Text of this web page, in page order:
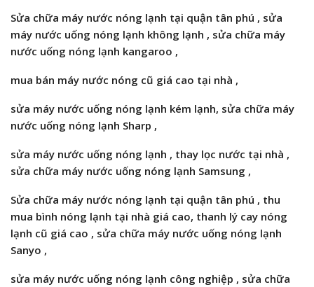
Sửa chữa máy nước nóng lạnh tại quận tân phú , sửa
máy nước uống nóng lạnh không lạnh , sửa chữa máy
nước uống nóng lạnh kangaroo ,
mua bán máy nước nóng cũ giá cao tại nhà ,
sửa máy nước uống nóng lạnh kém lạnh, sửa chữa máy
nước uống nóng lạnh Sharp ,
sửa máy nước uống nóng lạnh , thay lọc nước tại nhà ,
sửa chữa máy nước uống nóng lạnh Samsung ,
Sửa chữa máy nước nóng lạnh tại quận tân phú , thu
mua bình nóng lạnh tại nhà giá cao, thanh lý cay nóng
lạnh cũ giá cao , sửa chữa máy nước uống nóng lạnh
Sanyo ,
sửa máy nước uống nóng lạnh công nghiệp , sửa chữa